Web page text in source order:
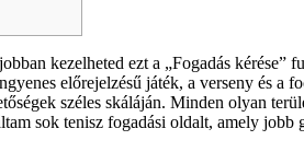
kezelheted ezt a „Fogadás
előrejelzésű játék, a verseny és a
széles skáláján. Minden olyan
sok tenisz fogadási oldalt, amely jobb